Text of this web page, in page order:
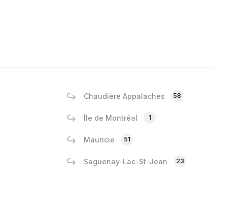
Chaudière Appalaches 58
Île de Montréal 1
Mauricie 51
Saguenay-Lac-St-Jean 23